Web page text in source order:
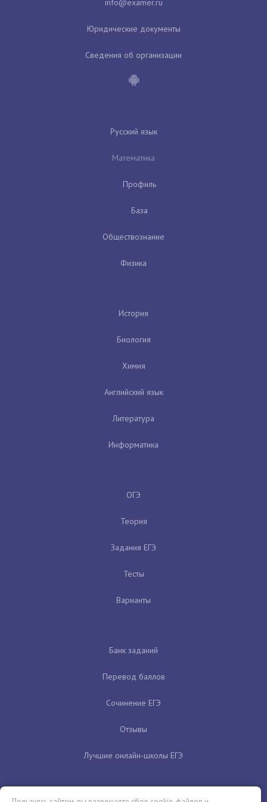
Юридические документы
Сведения об организации
Русский язык
Математика
Профиль
База
Обществознание
Физика
История
Биология
Химия
Английский язык
Литература
Информатика
ОГЭ
Теория
Задания ЕГЭ
Тесты
Варианты
Банк заданий
Перевод баллов
Сочинение ЕГЭ
Отзывы
Лучшие онлайн-школы ЕГЭ